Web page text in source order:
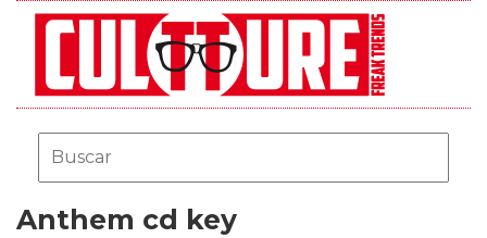
Anthem cd key